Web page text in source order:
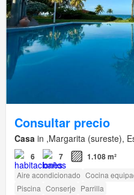
Consultar precio
Casa in ,Margarita (sureste),
6 7 1.108 m²
Aire acondicionado Cocina
Piscina Conserje Parrilla